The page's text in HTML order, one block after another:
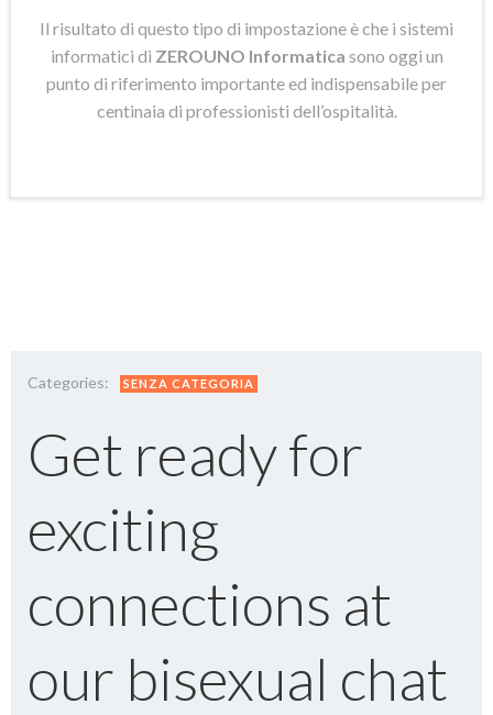
Il risultato di questo tipo di impostazione è che i sistemi
informatici di ZEROUNO Informatica sono oggi un
punto di riferimento importante ed indispensabile per
centinaia di professionisti dell’ospitalità.
Categories: SENZA CATEGORIA
Get ready for
exciting
connections at
our bisexual chat